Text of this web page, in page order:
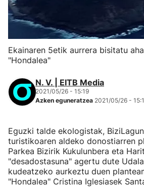
Ekainaren 5etik aurrera bisitatu
"Hondalea"
N. V. | EITB Media
2021/05/26 - 15:19
Azken eguneratzea 2021/05/26 -
Eguzki talde ekologistak,
turistikoaren aldeko donostiarren
Parkea Bizirik Kukulunbera eta
"desadostasuna" agertu dute
kudeatzeko aurkeztu duen
"Hondalea" Cristina Iglesiasek